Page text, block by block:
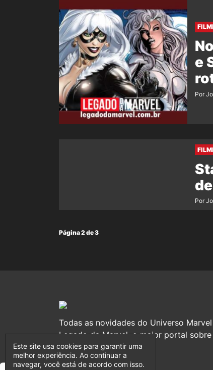
e
Por
Por
Página 2 de 3
Todas as novidades do Universo
Legado da Marvel, o maior portal
Este site usa cookies para garantir uma
melhor experiência. Ao continuar a
navegar, você está de acordo com isso.